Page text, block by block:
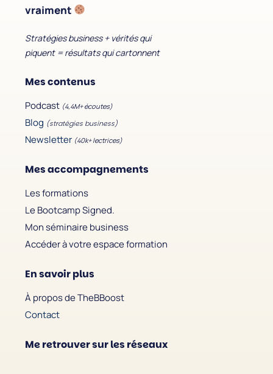
vraiment
Stratégies business + vérités qui
piquent = résultats qui cartonnent
Mes contenus
Podcast (4,4M+ écoutes)
Blog (stratégies business)
Newsletter (40k+ lectrices)
Mes accompagnements
Les formations
Le Bootcamp Signed.
Mon séminaire business
Accéder à votre espace formation
En savoir plus
À propos de TheBBoost
Contact
Me retrouver sur les réseaux